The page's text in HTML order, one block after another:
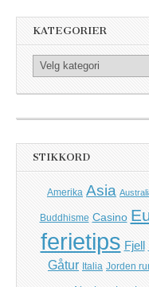
KATEGORIER
Kategorier
STIKKORD
Amerika Asia
Buddhisme Casino
ferietips Fjell
Gåtur Italia Jorden